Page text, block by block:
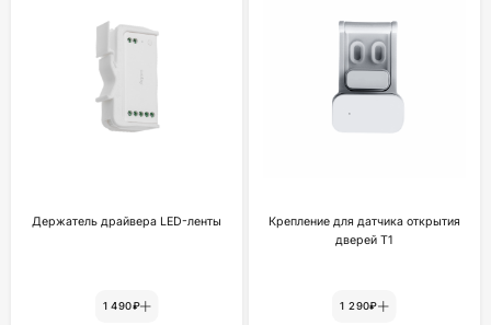
Держатель драйвера LED-ленты
1 490₽
Крепление для датчика открытия
дверей Т1
1 290₽